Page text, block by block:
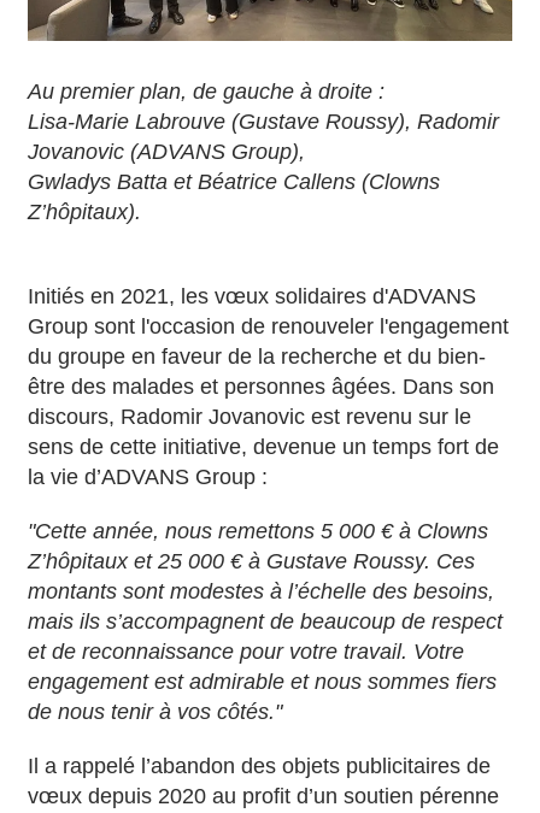
Au premier plan, de gauche à droite :
Lisa-Marie Labrouve (Gustave Roussy), Radomir
Jovanovic (ADVANS Group),
Gwladys Batta et Béatrice Callens (Clowns
Z’hôpitaux).
Initiés en 2021, les vœux solidaires d'ADVANS
Group sont l'occasion de renouveler l'engagement
du groupe en faveur de la recherche et du bien-
être des malades et personnes âgées. Dans son
discours, Radomir Jovanovic est revenu sur le
sens de cette initiative, devenue un temps fort de
la vie d’ADVANS Group :
"Cette année, nous remettons 5 000 € à Clowns
Z’hôpitaux et 25 000 € à Gustave Roussy. Ces
montants sont modestes à l’échelle des besoins,
mais ils s’accompagnent de beaucoup de respect
et de reconnaissance pour votre travail. Votre
engagement est admirable et nous sommes fiers
de nous tenir à vos côtés."
Il a rappelé l’abandon des objets publicitaires de
vœux depuis 2020 au profit d’un soutien pérenne